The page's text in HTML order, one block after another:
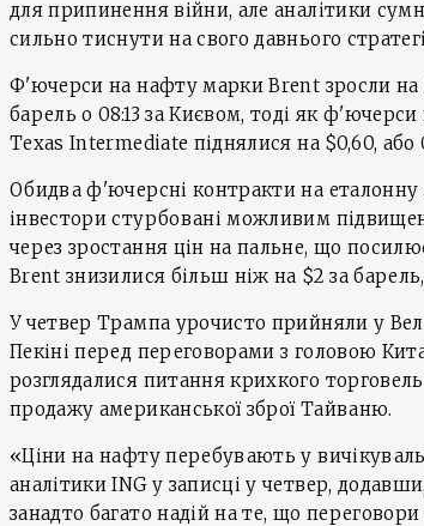
для припинення війни, але аналітики
сильно тиснути на свого давнього
Ф'ючерси на нафту марки Brent зросли на
барель о 08:13 за Києвом, тоді як
Texas Intermediate піднялися на $0,60, або
Обидва ф'ючерсні контракти на еталонну
інвестори стурбовані можливим
через зростання цін на пальне, що
Brent знизилися більш ніж на $2 за
У четвер Трампа урочисто прийняли у
Пекіні перед переговорами з головою
розглядалися питання крихкого
продажу американської зброї Тайваню.
«Ціни на нафту перебувають у
аналітики ING у записці у четвер,
занадто багато надій на те, що